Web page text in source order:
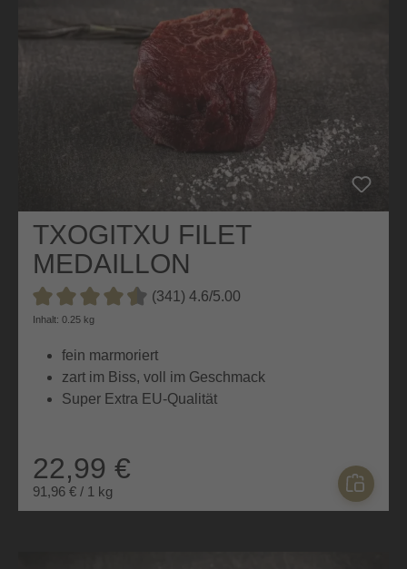
TXOGITXU FILET
MEDAILLON
Durchschnittliche Bewertung von 4.6 von 5 Sternen
(341) 4.6/5.00
Inhalt: 0.25 kg
fein marmoriert
zart im Biss, voll im Geschmack
Super Extra EU-Qualität
22,99 €
91,96 € / 1 kg